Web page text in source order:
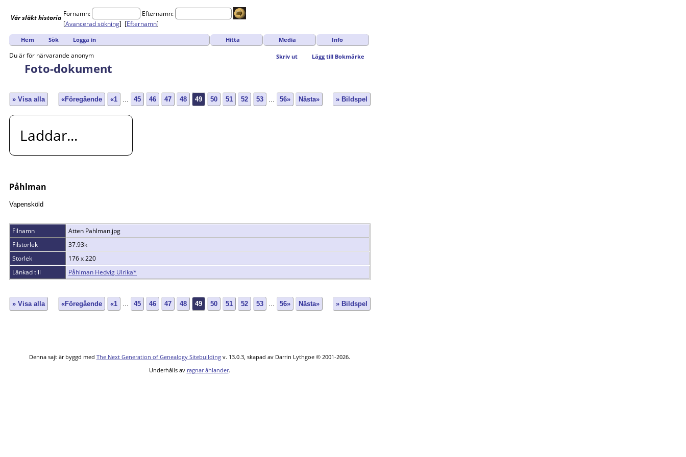
Vårsläkthistoria Förnamn:
Efternamn:
[Avancerad sökning] [Efternamn]
Hem Sök Logga in Hitta Media Info
Skriv ut Lägg till Bokmärke
Du är för närvarande anonym
Foto-dokument
» Visa alla «Föregående «1 ... 45 46 47 48 49 50 51 52 53 ... 56» Nästa» » Bildspel
Laddar...
Påhlman
Vapensköld
Filnamn
Atten Pahlman.jpg
Filstorlek
37.93k
Storlek
176 x 220
Länkad till
Påhlman Hedvig Ulrika*
» Visa alla «Föregående «1 ... 45 46 47 48 49 50 51 52 53 ... 56» Nästa» » Bildspel
Denna sajt är byggd med The Next Generation of Genealogy Sitebuildingv. 13.0.3, skapad av Darrin Lythgoe © 2001-2026.
Underhålls av ragnar åhlander.